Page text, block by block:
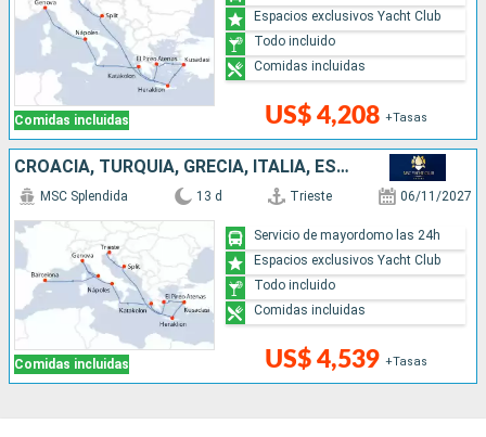
Comidas incluidas US$ 4,208 +Tasas
Espacios exclusivos Yacht Club
Todo incluido
Comidas incluidas
CROACIA, TURQUÍA, GRECIA, ITALIA, ESPAÑA
Comidas incluidas
MSC Splendida 13 d Trieste 06/11/2027
US$ 4,539 +Tasas
Servicio de mayordomo las 24h
Espacios exclusivos Yacht Club
Todo incluido
Comidas incluidas